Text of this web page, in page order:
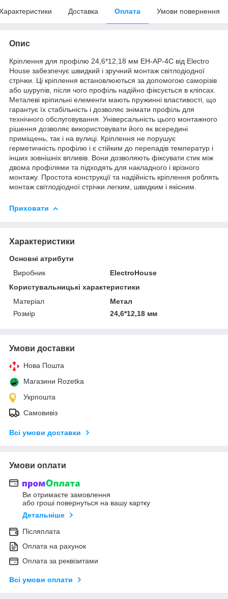
Доставка Оплата Умови повернення
Опис
Кріплення для профілю 24,6*12,18 мм EH-AP-4C від Electro
House забезпечує швидкий і зручний монтаж світлодіодної
стрічки. Ці кріплення встановлюються за допомогою саморізів
або шурупів, після чого профіль надійно фіксується в кліпсах.
Металеві кріпильні елементи мають пружинні властивості, що
гарантує їх стабільність і дозволяє знімати профіль для
технічного обслуговування. Універсальність цього монтажного
рішення дозволяє використовувати його як всередині
приміщень, так і на вулиці. Кріплення не порушує
герметичність профілю і є стійким до перепадів температур і
інших зовнішніх впливів. Вони дозволяють фіксувати стик між
двома профілями та підходять для накладного і врізного
монтажу. Простота конструкції та надійність кріплення роблять
монтаж світлодіодної стрічки легким, швидким і якісним.
Приховати
Характеристики
Основні атрибути
Виробник
ElectroHouse
Користувальницькі характеристики
Матеріал
Метал
Розмір
24,6*12,18 мм
Умови доставки
Нова Пошта
Магазини Rozetka
Укрпошта
Самовивіз
Всі умови доставки
Умови оплати
Ви отримаєте замовлення
або гроші повернуться на вашу картку
Детальніше
Післяплата
Оплата на рахунок
Оплата за реквізитами
Всі умови оплати